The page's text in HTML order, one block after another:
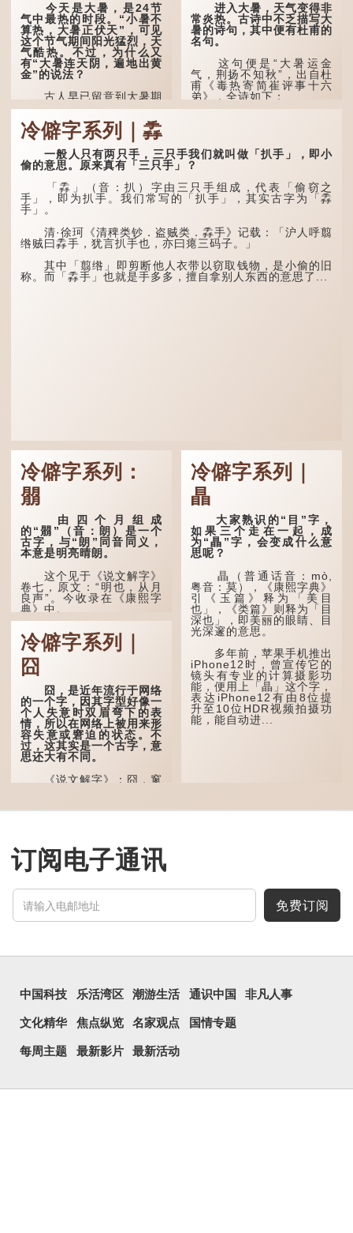
今天是大暑，是24节
气中最热的时段。“小暑不
算热，大暑正伏天”，可见
这个节气期间阳光猛烈，天
气酷热。不过，为什么又
有“大暑连天阴，遍地出黄
金”的说法？
古人早已留意到大暑期
间的气候规律。 《逸周书·
时训解》记载：「大暑之
日，腐草化为萤。又五日，
土润溽暑。又五日，大雨时
行。」意思是说，大暑时节
萤火虫出生，土地湿热，常
有大雨出现。
这段时期的雨水，对农
作物尤其重要。三伏天酷热
难耐，农作物不能缺水。若
连续几天降雨，泥土得以湿
润；雨过天晴后，烈日高
照...
进入大暑，天气变得非
常炎热。古诗中不乏描写大
暑的诗句，其中便有杜甫的
名句。
这句便是“大暑运金
气，荆扬不知秋”，出自杜
甫《毒热寄简崔评事十六
弟》，全诗如下：
林下有塌翼，水中无行
舟。
五行当中“金”对应秋
季，代表凉爽肃杀之
气。“运”是“运行”，描写大
转。
“荆扬”指荆州（湖北）
和扬州（江苏），泛指长江
中下游地区，“...
冷僻字系列｜掱
一般人只有两只手，三只手我们就叫做「扒手」，即小
偷的意思。原来真有「三只手」？
「掱」（音：扒）字由三只手组成，代表「偷窃之
手」，即为扒手。我们常写的「扒手」，其实古字为「掱
手」。
清·徐珂《清稗类钞．盗贼类．掱手》记载：「沪人呼翦
绺贼曰掱手，犹言扒手也，亦曰瘪三码子。」
其中「翦绺」即剪断他人衣带以窃取钱物，是小偷的旧
称。而「掱手」也就是手多多，擅自拿别人东西的意思了...
冷僻字系列：
朤
由四个月组成
的“朤”（音：朗）是一个
古字，与“朗”同音同义，
本意是明亮晴朗。
这个见于《说文解字》
卷七，原文：“明也，从月
良声”。今收录在《康熙字
典》中。
这个字，用法颇多。
“朤朤干坤，舍我其
谁。”干坤是《周易》中的
两个卦名，这里指天地、宇
宙等，形容政治清明，天下
太平！
“天空朤朤，任鸟儿高
飞。”也是指天清气明，鸟
儿可高飞。
“朤朤脆脆”就是形容办
事爽快干脆。我...
冷僻字系列｜
囧
囧，是近年流行于网络
的一个字，因其字型好像一
个人失意时双眉弯下的表
情，所以在网络上被用来形
容失意或窘迫的状态。不
过，这其实是一个古字，意
思还大有不同。
《说文解字》：囧，窻
「囱」一样都是「窗」的象
示在囧地种黍。
这个古字十分少用，直
行表情符号，这个字也被网
民当做表情符号来用。
囧字的「八」像一对委
冷僻字系列｜
瞐
大家熟识的“目”字，
如果三个走在一起，成
为“瞐”字，会变成什么意
思呢？
瞐（普通话音：mò,
粤音：莫），《康熙字典》
引《玉篇》释为「美目
也」，《类篇》则释为「目
深也」，即美丽的眼睛、目
光深邃的意思。
多年前，苹果手机推出
iPhone12时，曾宣传它的
镜头有专业的计算摄影功
能，便用上「瞐」这个字，
表达iPhone12有由8位提
升至10位HDR视频拍摄功
能，能自动进...
订阅电子通讯
免费订阅
中国科技 乐活湾区 潮游生活 通识中国 非凡人事
文化精华 焦点纵览 名家观点 国情专题
每周主题 最新影片 最新活动